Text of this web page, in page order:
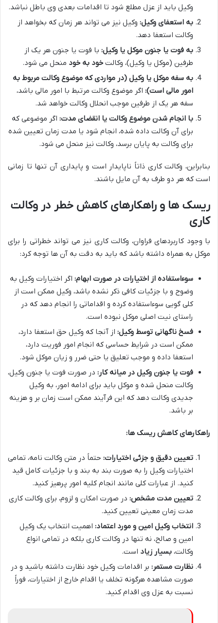
وکیل باید از عزل مطلع شود تا اقدامات بعدی وی باطل نباشد.
به استعفای وکیل: وکیل نیز می تواند هر زمان که بخواهد از
وکالت استعفا دهد.
به فوت یا جنون موکل یا وکیل: با فوت یا جنون هر یک از
طرفین (موکل یا وکیل)، وکالت خود به خود منحل می شود.
به سفه موکل یا وکیل (در مواردی که موضوع وکالت مربوط به
امور مالی است): اگر موضوع وکالت مرتبط با امور مالی باشد،
سفه هر یک از طرفین موجب انحلال وکالت خواهد شد.
با انجام شدن موضوع وکالت یا انقضای مدت: اگر موضوعی که
برای آن وکالت داده شده، انجام شود یا مدت زمان تعیین شده
برای وکالت به پایان برسد، وکالت نیز منحل می شود.
بنابراین، وکالت کاری ذاتاً ناپایدار است و پایداری آن تنها تا زمانی
است که هر دو طرف به آن مایل باشند.
ریسک ها و راهکارهای کاهش خطر در وکالت
کاری
با وجود کاربردهای فراوان، وکالت کاری نیز می تواند خطراتی را برای
موکل به همراه داشته باشد که باید به دقت به آن ها توجه کرد:
سوءاستفاده از اختیارات در صورت ابهام: اگر اختیارات وکیل به
وضوح و با جزئیات کافی ذکر نشده باشد، وکیل ممکن است از
کلی گویی سوءاستفاده کرده و اقداماتی را انجام دهد که در
راستای نیت اصلی موکل نبوده است.
فسخ ناگهانی توسط وکیل: از آنجا که وکیل حق استعفا دارد،
ممکن است در شرایط حساسی که انجام امور فوریت دارد،
استعفا داده و موجب تعلیق یا حتی ضرر و زیان موکل شود.
فوت یا جنون وکیل در میانه کار: در صورت فوت یا جنون وکیل،
وکالت منحل شده و موکل باید برای ادامه امور، به وکیل
جدیدی وکالت دهد که این فرآیند ممکن است زمان بر و هزینه
بر باشد.
راهکارهای کاهش ریسک ها:
تعیین دقیق و جزئی اختیارات: حتماً در متن وکالت نامه، تمامی
اختیارات وکیل را به صورت بند به بند و با جزئیات کامل قید
کنید. از عبارات کلی مانند انجام کلیه امور پرهیز کنید.
تعیین مدت مشخص: در صورت امکان و لزوم، برای وکالت کاری
مدت زمان معینی تعیین کنید.
انتخاب وکیل امین و مورد اعتماد: اهمیت انتخاب یک وکیل
امین و صالح، نه تنها در وکالت کاری بلکه در تمامی انواع
وکالت، بسیار زیاد است.
نظارت مستمر: بر اقدامات وکیل خود نظارت داشته باشید و در
صورت مشاهده هرگونه تخلف یا اقدام خارج از اختیارات، فوراً
نسبت به عزل وی اقدام کنید.